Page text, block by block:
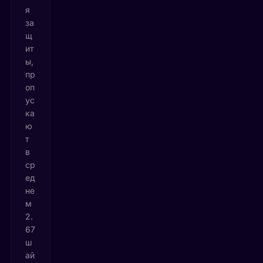
я
за
щ
ит
ы,
пр
оп
ус
ка
ю
т
в
ср
ед
не
м
2.
67
ш
ай